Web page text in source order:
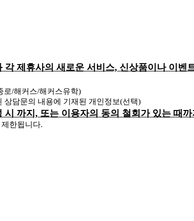
제휴사의 새로운 서비스, 신상품이나 이벤
/해커스/해커스유학)
상담문의 내용에 기재된 개인정보(선택)
까지, 또는 이용자의 동의 철회가 있는 때
한됩니다.